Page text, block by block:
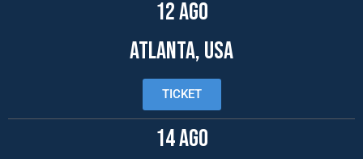
12 AGO
ATLANTA, USA
TICKET
14 AGO